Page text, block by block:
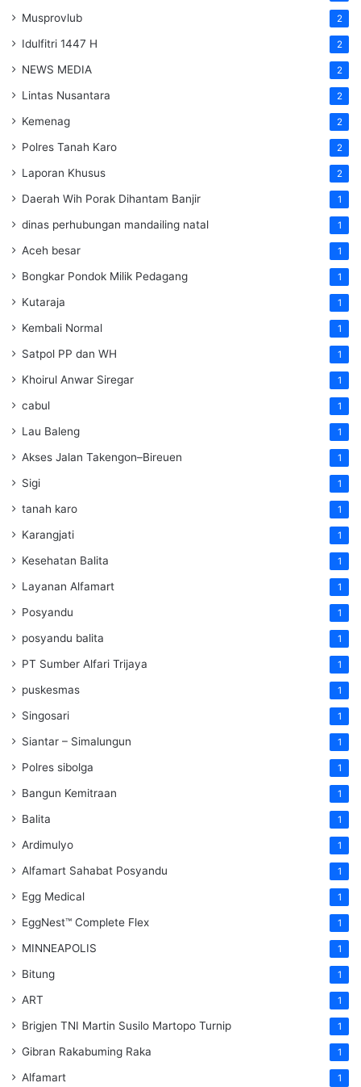
Musprovlub 2
Idulfitri 1447 H 2
NEWS MEDIA 2
Lintas Nusantara 2
Kemenag 2
Polres Tanah Karo 2
Laporan Khusus 2
Daerah Wih Porak Dihantam Banjir 1
dinas perhubungan mandailing natal 1
Aceh besar 1
Bongkar Pondok Milik Pedagang 1
Kutaraja 1
Kembali Normal 1
Satpol PP dan WH 1
Khoirul Anwar Siregar 1
cabul 1
Lau Baleng 1
Akses Jalan Takengon–Bireuen 1
Sigi 1
tanah karo 1
Karangjati 1
Kesehatan Balita 1
Layanan Alfamart 1
Posyandu 1
posyandu balita 1
PT Sumber Alfari Trijaya 1
puskesmas 1
Singosari 1
Siantar – Simalungun 1
Polres sibolga 1
Bangun Kemitraan 1
Balita 1
Ardimulyo 1
Alfamart Sahabat Posyandu 1
Egg Medical 1
EggNest™ Complete Flex 1
MINNEAPOLIS 1
Bitung 1
ART 1
Brigjen TNI Martin Susilo Martopo Turnip 1
Gibran Rakabuming Raka 1
Alfamart 1